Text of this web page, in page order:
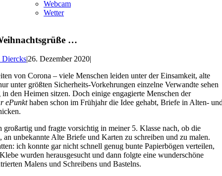
Webcam
Wetter
…
Diercks|26. Dezember 2020|
von Corona – viele Menschen leiden unter der Einsamkeit, alte
unter größten Sicherheits-Vorkehrungen einzelne Verwandte sehen
den Heimen sitzen. Doch einige engagierte Menschen der
ePunkthaben schon im Frühjahr die Idee gehabt, Briefe in Alten-
großartig und fragte vorsichtig in meiner 5. Klasse nach, ob die
an unbekannte Alte Briefe und Karten zu schreiben und zu malen.
ich konnte gar nicht schnell genug bunte Papierbögen verteilen,
wurden herausgesucht und dann folgte eine wunderschöne
Malens und Schreibens und Bastelns.